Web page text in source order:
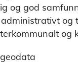
og god
og
og